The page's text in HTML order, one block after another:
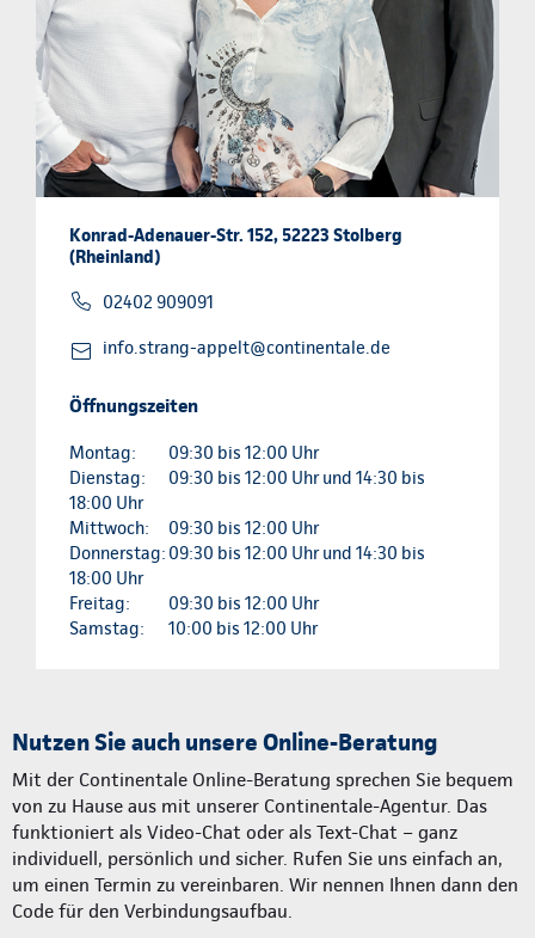
Konrad-Adenauer-Str. 152, 52223 Stolberg
(Rheinland)
02402 909091
info.strang-appelt@continentale.de
Öffnungszeiten
Montag:
09:30 bis 12:00 Uhr
Dienstag:
09:30 bis 12:00 Uhr und 14:30 bis
18:00 Uhr
Mittwoch:
09:30 bis 12:00 Uhr
Donnerstag: 09:30 bis 12:00 Uhr und 14:30 bis
18:00 Uhr
Freitag:
09:30 bis 12:00 Uhr
Samstag:
10:00 bis 12:00 Uhr
Nutzen Sie auch unsere Online-Beratung
Mit der Continentale Online-Beratung sprechen Sie bequem
von zu Hause aus mit unserer Continentale-Agentur. Das
funktioniert als Video-Chat oder als Text-Chat – ganz
individuell, persönlich und sicher. Rufen Sie uns einfach an,
um einen Termin zu vereinbaren. Wir nennen Ihnen dann den
Code für den Verbindungsaufbau.